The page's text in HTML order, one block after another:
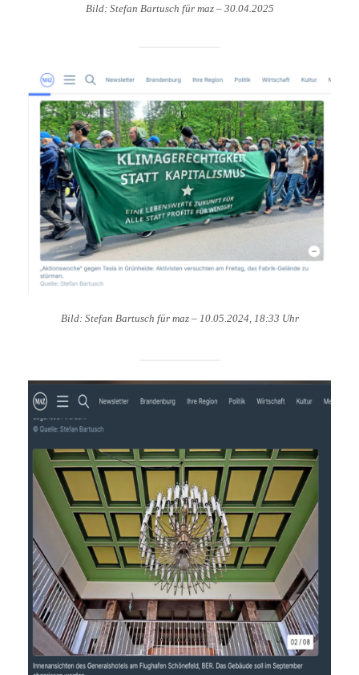
Bild: Stefan Bartusch für maz– 30.04.2025
Bild: Stefan Bartusch für maz– 10.05.2024, 18:33 Uhr